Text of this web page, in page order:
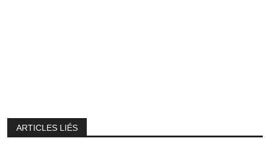
ARTICLES LIÉS